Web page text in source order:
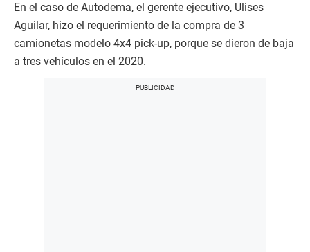
En el caso de Autodema, el gerente ejecutivo, Ulises
Aguilar, hizo el requerimiento de la compra de 3
camionetas modelo 4x4 pick-up, porque se dieron de baja
a tres vehículos en el 2020.